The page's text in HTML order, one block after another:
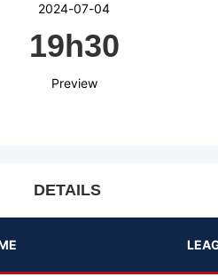
2024-07-04
19h30
Preview
DETAILS